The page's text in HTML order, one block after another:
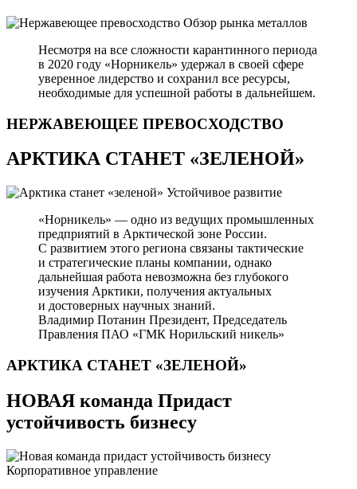
Обзор рынка металлов
Несмотря на все сложности карантинного периода
в 2020 году «Норникель» удержал в своей сфере
уверенное лидерство и сохранил все ресурсы,
необходимые для успешной работы в дальнейшем.
НЕРЖАВЕЮЩЕЕ ПРЕВОСХОДСТВО
АРКТИКА СТАНЕТ «ЗЕЛЕНОЙ»
Устойчивое развитие
«Норникель» — одно из ведущих промышленных
предприятий в Арктической зоне России.
С развитием этого региона связаны тактические
и стратегические планы компании, однако
дальнейшая работа невозможна без глубокого
изучения Арктики, получения актуальных
и достоверных научных знаний.
Владимир Потанин Президент, Председатель
Правления ПАО «ГМК Норильский никель»
АРКТИКА СТАНЕТ «ЗЕЛЕНОЙ»
НОВАЯ команда Придаст
устойчивость бизнесу
Корпоративное управление